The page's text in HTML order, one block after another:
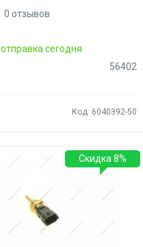
0 отзывов
отправка сегодня
56402
Код: 6040392-50
Скидка 8%